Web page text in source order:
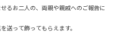
るお二人の、両親や親戚へのご報告に
送って飾ってもらえます。